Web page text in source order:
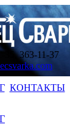
35, 363-11-37
КОНТАКТЫ